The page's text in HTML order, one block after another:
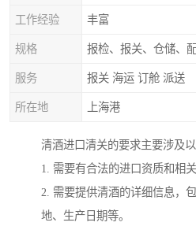
工作经验 丰富
规格 报检、报关、仓储、
服务 报关 海运 订舱 派送
所在地 上海港
清酒进口清关的要求主要涉及以
1. 需要有合法的进口资质和相关
2. 需要提供清酒的详细信息，
地、生产日期等。